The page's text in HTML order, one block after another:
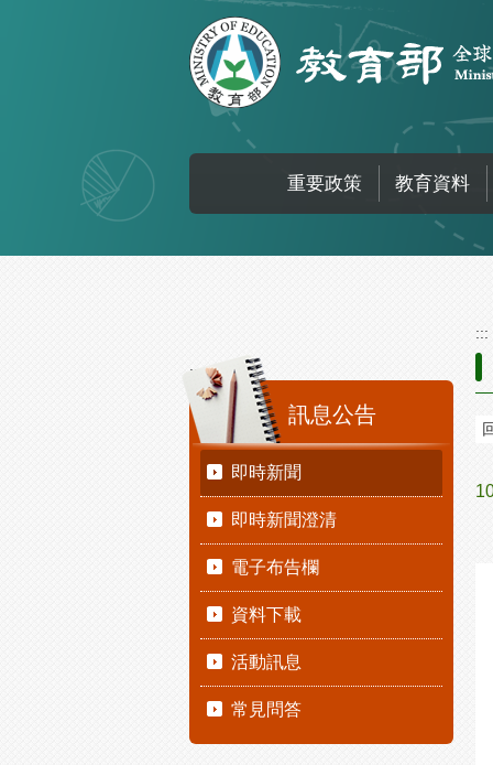
重要政策 教育資料
:::
訊息公告
即時新聞
即時新聞澄清
電子布告欄
資料下載
活動訊息
常見問答
:::